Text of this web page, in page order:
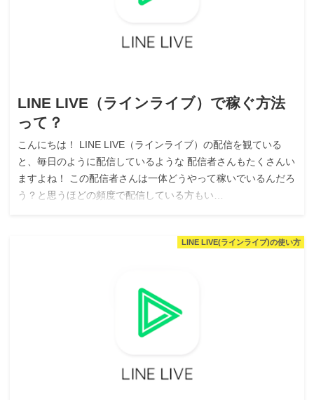
LINE LIVE（ラインライブ）で稼ぐ方法
って？
こんにちは！ LINE LIVE（ラインライブ）の配信を観ている
と、毎日のように配信しているような 配信者さんもたくさんい
ますよね！ この配信者さんは一体どうやって稼いでいるんだろ
う？と思うほどの頻度で配信している方もい…
LINE LIVE(ラインライブ)の使い方